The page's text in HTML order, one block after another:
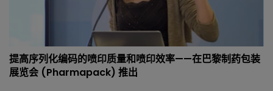
提高序列化编码的喷印质量和喷印效率——在巴黎制药包装
展览会 (Pharmapack) 推出